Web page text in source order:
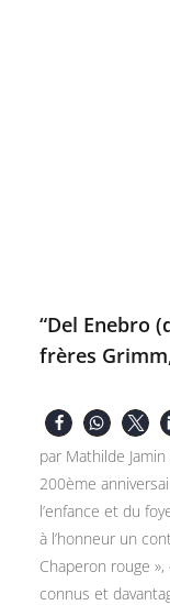
“Del Enebro
frères
par Mathilde
200ème
l’enfance et du
à l’honneur un
Chaperon rouge
connus et